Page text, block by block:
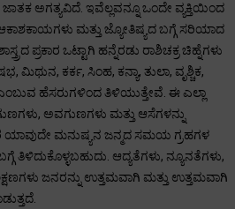
ಜಾತಕ ಅಗತ್ಯವಿದೆ. ಇವೆಲ್ಲವನ್ನೂ ಒಂದೇ ವ್ಯಕ್ತಿಯಿಂದ
ಮತ್ತು ಜ್ಯೋತಿಷ್ಯದ ಬಗ್ಗೆ ಸರಿಯಾದ
ಪ್ರಕಾರ ಒಟ್ಟಾಗಿ ಹನ್ನೆರಡು ರಾಶಿಚಕ್ರ ಚಿಹ್ನೆಗಳು
ಮಿಥುನ, ಕರ್ಕ, ಸಿಂಹ, ಕನ್ಯಾ, ತುಲಾ, ವೃಶ್ಚಿಕ,
ಹೆಸರುಗಳಿಂದ ತಿಳಿಯುತ್ತೇವೆ. ಈ ಎಲ್ಲಾ
ಅವಗುಣಗಳು ಮತ್ತು ಆಸೆಗಳನ್ನು
ಯಾವುದೇ ಮನುಷ್ಯನ ಜನ್ಮದ ಸಮಯ ಗ್ರಹಗಳ
ಆದ್ಯತೆಗಳು, ನ್ಯೂನತೆಗಳು,
ಜನರನ್ನು ಉತ್ತಮವಾಗಿ ಮತ್ತು ಉತ್ತಮವಾಗಿ